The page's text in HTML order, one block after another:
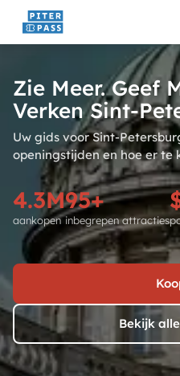
Zie Meer. Geef
Verken Sint-
Uw gids voor Sint-
openingstijden en hoe er te
4.3M
aankopen
95+
inbegrepen attracties
Bekijk